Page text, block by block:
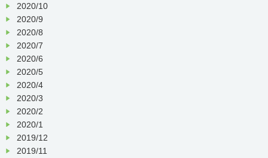
2020/10
2020/9
2020/8
2020/7
2020/6
2020/5
2020/4
2020/3
2020/2
2020/1
2019/12
2019/11